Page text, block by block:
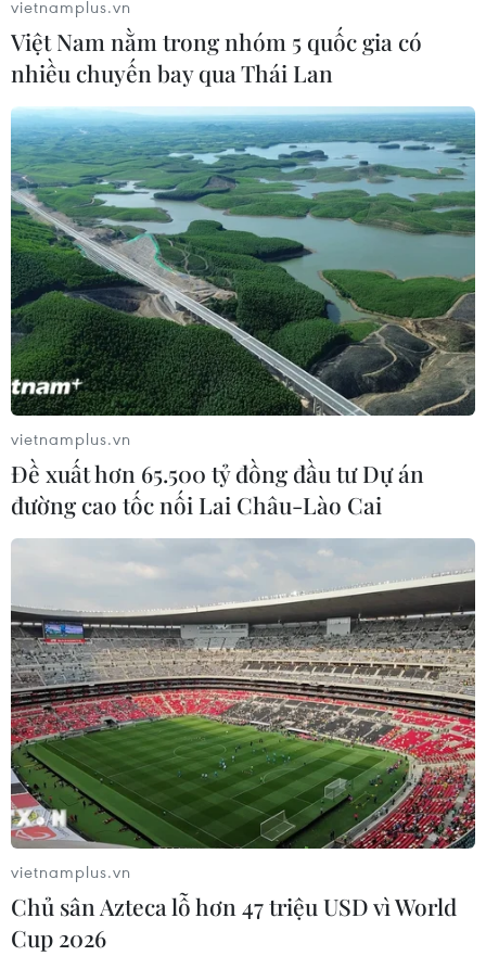
Sri Lanka cần ít nhất 4 tháng để tổ chức
các cuộc bầu cử
13/07/2022 09:01
Chủ tịch Ủy ban bầu cử (EC) Sri Lanka Nimal
Punchihewa cho rằng nước này phải mất ít nhất 4 tháng
để tổ chức một cuộc tổng tuyển cử trong bối cảnh hiện
tại.
vietnamplus.vn
Việt Nam nằm trong nhóm 5 quốc gia có
nhiều chuyến bay qua Thái Lan
vietnamplus.vn
Đề xuất hơn 65.500 tỷ đồng đầu tư Dự án
đường cao tốc nối Lai Châu-Lào Cai
vietnamplus.vn
Chủ sân Azteca lỗ hơn 47 triệu USD vì World
Cup 2026